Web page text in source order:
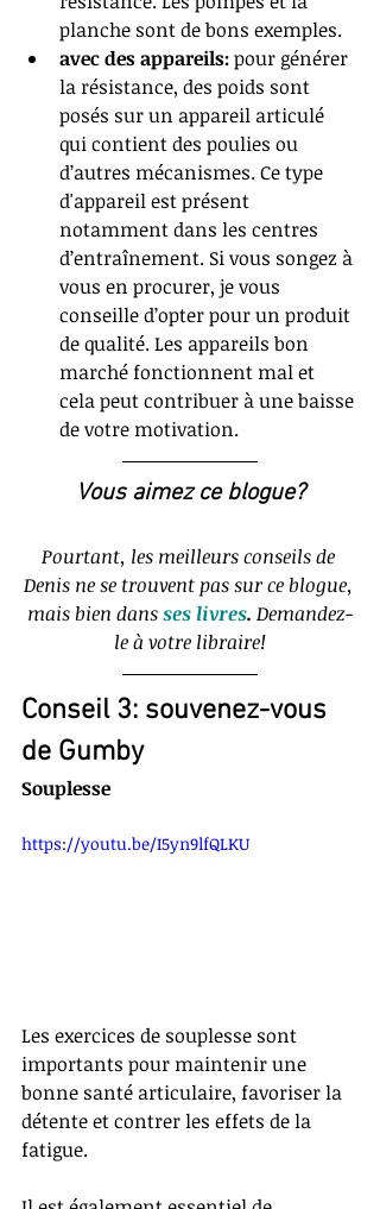
planche sont de bons exemples.
avec des appareils: pour générer
la résistance, des poids sont
posés sur un appareil articulé
qui contient des poulies ou
d’autres mécanismes. Ce type
d'appareil est présent
notamment dans les centres
d’entraînement. Si vous songez à
vous en procurer, je vous
conseille d’opter pour un produit
de qualité. Les appareils bon
marché fonctionnent mal et
cela peut contribuer à une baisse
de votre motivation.
Vous aimez ce blogue?
Pourtant, les meilleurs conseils de
Denis ne se trouvent pas sur ce blogue,
mais bien dans ses livres. Demandez-
le à votre libraire!
Conseil 3: souvenez-vous
de Gumby
Souplesse
https://youtu.be/I5yn9lfQLKU
Les exercices de souplesse sont
importants pour maintenir une
bonne santé articulaire, favoriser la
détente et contrer les effets de la
fatigue.